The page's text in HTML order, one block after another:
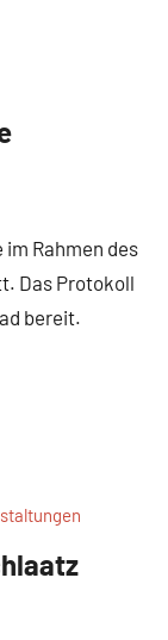
im Rahmen des
Das Protokoll
bereit.